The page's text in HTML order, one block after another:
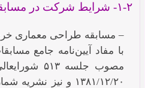
۱-۲- شرایط شرکت در مسابقه:
– مسابقه طراحی معماری
با مفاد آیین‌نامه جامع
مصوب جلسه